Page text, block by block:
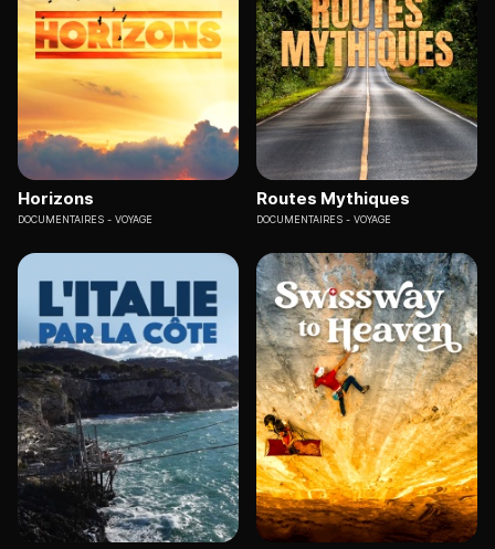
Horizons
DOCUMENTAIRES VOYAGE
Routes Mythiques
DOCUMENTAIRES VOYAGE